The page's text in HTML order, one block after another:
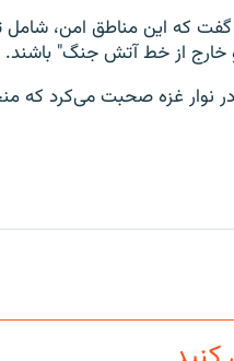
گفت که این مناطق امن،
خارج از خط آتش جنگ" باشند.
نوار غزه صحبت می‌کرد که